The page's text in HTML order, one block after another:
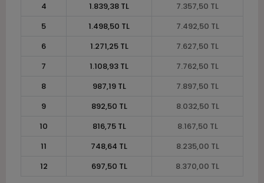
4
1.839,38 TL
7.357,50 TL
5
1.498,50 TL
7.492,50 TL
6
1.271,25 TL
7.627,50 TL
7
1.108,93 TL
7.762,50 TL
8
987,19 TL
7.897,50 TL
9
892,50 TL
8.032,50 TL
10
816,75 TL
8.167,50 TL
11
748,64 TL
8.235,00 TL
12
697,50 TL 8.370,00 TL